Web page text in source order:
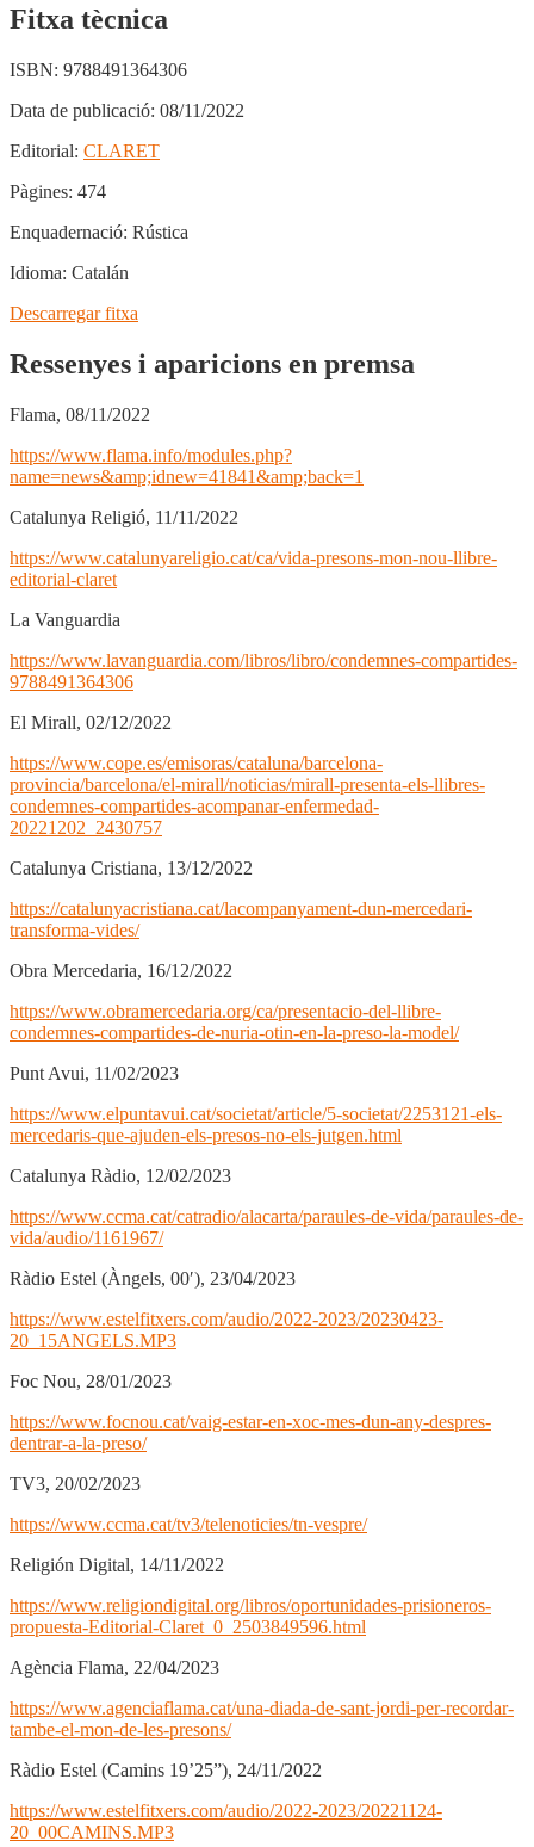
Fitxa tècnica
ISBN: 9788491364306
Data de publicació: 08/11/2022
Editorial: CLARET
Pàgines: 474
Enquadernació: Rústica
Idioma: Catalán
Descarregar fitxa
Ressenyes i aparicions en premsa
Flama, 08/11/2022
https://www.flama.info/modules.php?
name=news&amp;idnew=41841&amp;back=1
Catalunya Religió, 11/11/2022
https://www.catalunyareligio.cat/ca/vida-presons-mon-nou-llibre-
editorial-claret
La Vanguardia
https://www.lavanguardia.com/libros/libro/condemnes-compartides-
9788491364306
El Mirall, 02/12/2022
https://www.cope.es/emisoras/cataluna/barcelona-
provincia/barcelona/el-mirall/noticias/mirall-presenta-els-llibres-
condemnes-compartides-acompanar-enfermedad-
20221202_2430757
Catalunya Cristiana, 13/12/2022
https://catalunyacristiana.cat/lacompanyament-dun-mercedari-
transforma-vides/
Obra Mercedaria, 16/12/2022
https://www.obramercedaria.org/ca/presentacio-del-llibre-
condemnes-compartides-de-nuria-otin-en-la-preso-la-model/
Punt Avui, 11/02/2023
https://www.elpuntavui.cat/societat/article/5-societat/2253121-els-
mercedaris-que-ajuden-els-presos-no-els-jutgen.html
Catalunya Ràdio, 12/02/2023
https://www.ccma.cat/catradio/alacarta/paraules-de-vida/paraules-de-
vida/audio/1161967/
Ràdio Estel (Àngels, 00′), 23/04/2023
https://www.estelfitxers.com/audio/2022-2023/20230423-
20_15ANGELS.MP3
Foc Nou, 28/01/2023
https://www.focnou.cat/vaig-estar-en-xoc-mes-dun-any-despres-
dentrar-a-la-preso/
TV3, 20/02/2023
https://www.ccma.cat/tv3/telenoticies/tn-vespre/
Religión Digital, 14/11/2022
https://www.religiondigital.org/libros/oportunidades-prisioneros-
propuesta-Editorial-Claret_0_2503849596.html
Agència Flama, 22/04/2023
https://www.agenciaflama.cat/una-diada-de-sant-jordi-per-recordar-
tambe-el-mon-de-les-presons/
Ràdio Estel (Camins 19’25”), 24/11/2022
https://www.estelfitxers.com/audio/2022-2023/20221124-
20_00CAMINS.MP3